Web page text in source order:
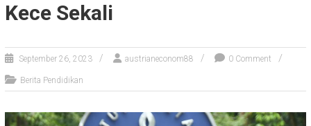
Kece Sekali
September 26, 2023 austrianeconom88 0 Comment
Berita Pendidikan